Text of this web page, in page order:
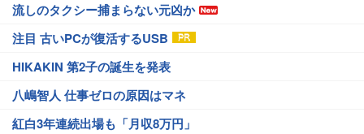
流しのタクシー捕まらない元凶か
注目 古いPCが復活するUSB
HIKAKIN 第2子の誕生を発表
八嶋智人 仕事ゼロの原因はマネ
紅白3年連続出場も「月収8万円」